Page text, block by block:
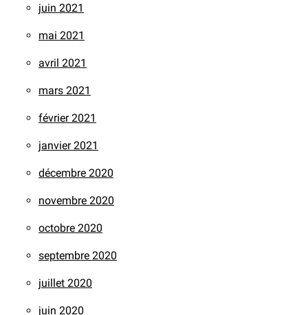
juin 2021
mai 2021
avril 2021
mars 2021
février 2021
janvier 2021
décembre 2020
novembre 2020
octobre 2020
septembre 2020
juillet 2020
juin 2020